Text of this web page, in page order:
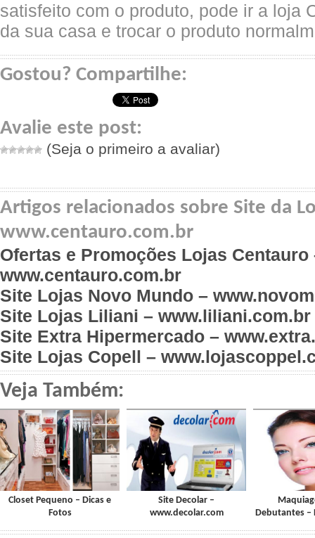
satisfeito com o produto, pode ir a loja
da sua casa e trocar o produto
Gostou? Compartilhe:
Avalie este post:
(Seja o primeiro a avaliar)
Artigos relacionados sobre Site da
www.centauro.com.br
Ofertas e Promoções Lojas Centauro
www.centauro.com.br
Site Lojas Novo Mundo –
Site Lojas Liliani – www.liliani.com.br
Site Extra Hipermercado –
Site Lojas Copell –
Veja Também:
Closet Pequeno – Dicas e
Fotos
Site Decolar –
www.decolar.com
Debutantes –